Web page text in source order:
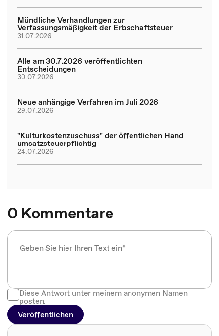
Mündliche Verhandlungen zur
Verfassungsmäßigkeit der Erbschaftsteuer
31.07.2026
Alle am 30.7.2026 veröffentlichten
Entscheidungen
30.07.2026
Neue anhängige Verfahren im Juli 2026
29.07.2026
"Kulturkostenzuschuss" der öffentlichen Hand
umsatzsteuerpflichtig
24.07.2026
0 Kommentare
Diese Antwort unter meinem anonymen Namen
posten.
Veröffentlichen